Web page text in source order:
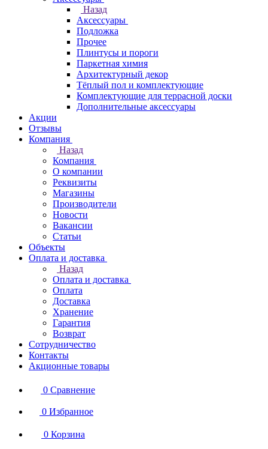
Назад
Аксессуары
Подложка
Прочее
Плинтусы и пороги
Паркетная химия
Архитектурный декор
Тёплый пол и комплектующие
Комплектующие для террасной доски
Дополнительные аксессуары
Акции
Отзывы
Компания
Назад
Компания
О компании
Реквизиты
Магазины
Производители
Новости
Вакансии
Статьи
Объекты
Оплата и доставка
Назад
Оплата и доставка
Оплата
Доставка
Хранение
Гарантия
Возврат
Сотрудничество
Контакты
Акционные товары
0 Сравнение
0 Избранное
0 Корзина